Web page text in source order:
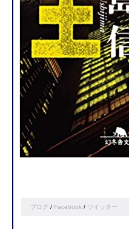
ブログ / Facebook / ツイッター